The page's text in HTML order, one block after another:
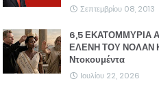
Σεπτεμβρίου 08, 2013
6,5 ΕΚΑΤΟΜΜΥΡΙΑ
ΕΛΕΝΗ ΤΟΥ ΝΟΛΑΝ
Ντοκουμέντα
Ιουλίου 22, 2026